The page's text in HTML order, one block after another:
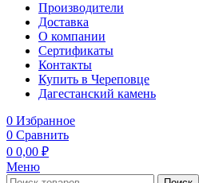
Производители
Доставка
О компании
Сертификаты
Контакты
Купить в Череповце
Дагестанский камень
0 Избранное
0 Сравнить
0 0,00 ₽
Меню